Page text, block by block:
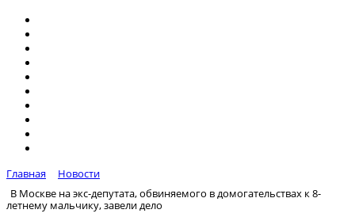
Главная
Новости
В Москве на экс-депутата, обвиняемого в домогательствах к 8-
летнему мальчику, завели дело